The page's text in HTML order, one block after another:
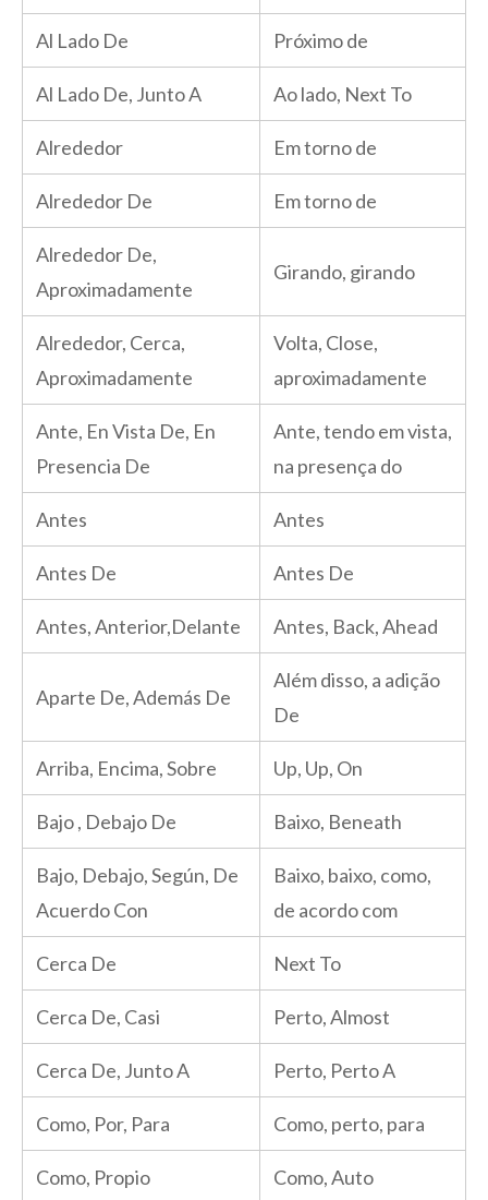
Al Lado De Próximo de
Al Lado De, Junto A Ao lado, Next To
Alrededor Em torno de
Alrededor De Em torno de
Alrededor De,
Aproximadamente
Girando, girando
Alrededor, Cerca,
Aproximadamente
Volta, Close,
aproximadamente
Ante, En Vista De, En
Presencia De
Ante, tendo em vista,
na presença do
Antes Antes
Antes De Antes De
Antes, Anterior,Delante Antes, Back, Ahead
Aparte De, Además De
Além disso, a adição
De
Arriba, Encima, Sobre Up, Up, On
Bajo , Debajo De Baixo, Beneath
Bajo, Debajo, Según, De
Acuerdo Con
Baixo, baixo, como,
de acordo com
Cerca De Next To
Cerca De, Casi Perto, Almost
Cerca De, Junto A Perto, Perto A
Como, Por, Para Como, perto, para
Como, Propio Como, Auto